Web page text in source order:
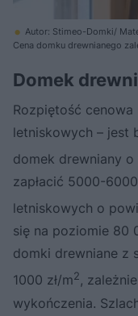
Autor: Stimeo-Domki/
Cena domku drewnianego
Domek
Rozpiętość
letniskowych – jest
domek drewniany o
zapłacić 5000-
letniskowych o
się na poziomie 80
domki drewniane z
1000 zł/m2,
wykończenia.